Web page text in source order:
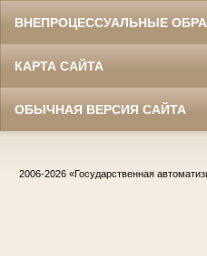
ВНЕПРОЦЕССУАЛЬНЫЕ
КАРТА САЙТА
ОБЫЧНАЯ ВЕРСИЯ САЙТА
2006-2026 «Государственная